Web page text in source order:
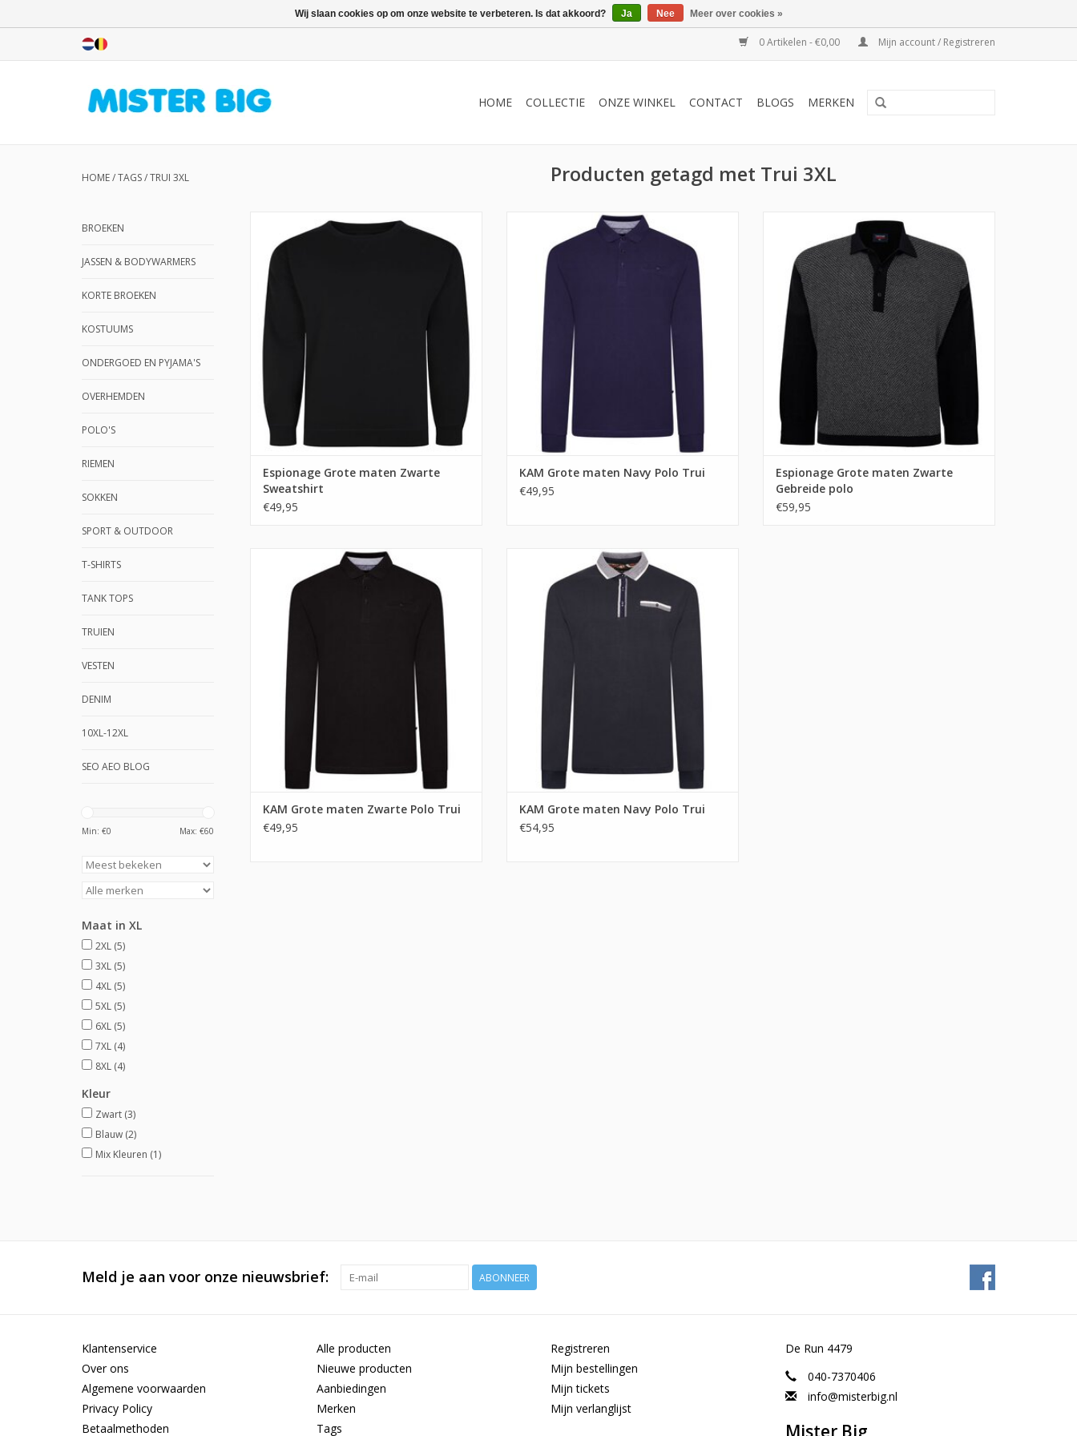
0 Artikelen - €0,00 Mijn account / Registreren
HOME COLLECTIE ONZE WINKEL CONTACT BLOGS MERKEN
Producten getagd met Trui 3XL
HOME/TAGS/TRUI 3XL
BROEKEN
JASSEN & BODYWARMERS
KORTE BROEKEN
KOSTUUMS
ONDERGOED EN PYJAMA'S
OVERHEMDEN
POLO'S
RIEMEN
SOKKEN
SPORT & OUTDOOR
T-SHIRTS
TANK TOPS
TRUIEN
VESTEN
DENIM
10XL-12XL
SEO AEO BLOG
Min: €0 Max: €60
Maat in XL
2XL (5)
3XL (5)
4XL (5)
5XL (5)
6XL (5)
7XL (4)
8XL (4)
Kleur
Zwart (3)
Blauw (2)
Mix Kleuren (1)
Espionage Grote maten Zwarte
Sweatshirt
€49,95
KAM Grote maten Navy Polo Trui
€49,95
Espionage Grote maten Zwarte
Gebreide polo
€59,95
KAM Grote maten Zwarte Polo Trui
€49,95
KAM Grote maten Navy Polo Trui
€54,95
Meld je aan voor onze nieuwsbrief: ABONNEER
Klantenservice
Over ons
Algemene voorwaarden
Privacy Policy
Betaalmethoden
Alle producten
Nieuwe producten
Aanbiedingen
Merken
Tags
Registreren
Mijn bestellingen
Mijn tickets
Mijn verlanglijst
De Run 4479
040-7370406
info@misterbig.nl
Mister Big
Wij slaan cookies op om onze website te verbeteren. Is dat akkoord? Ja Nee Meer over cookies »